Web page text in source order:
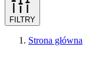
FILTRY
Strona główna